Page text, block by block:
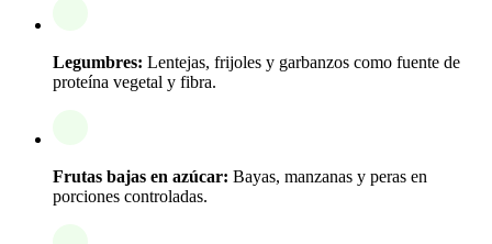
Legumbres: Lentejas, frijoles y garbanzos como fuente de
proteína vegetal y fibra.
Frutas bajas en azúcar: Bayas, manzanas y peras en
porciones controladas.